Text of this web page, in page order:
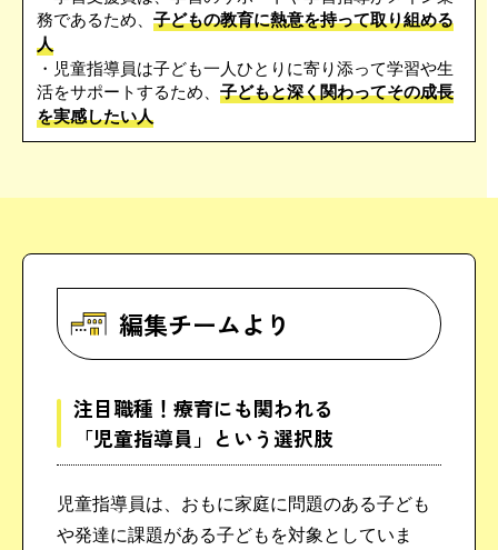
務であるため、 子どもの教育に熱意を持って取り組める
人
・児童指導員は子ども一人ひとりに寄り添って学習や生
活をサポートするため、 子どもと深く関わってその成長
を実感したい人
編集チームより
注目職種！ 療育にも関われる
「児童指導員」という選択肢
児童指導員は、おもに家庭に問題のある子ども
や発達に課題がある子どもを対象としていま